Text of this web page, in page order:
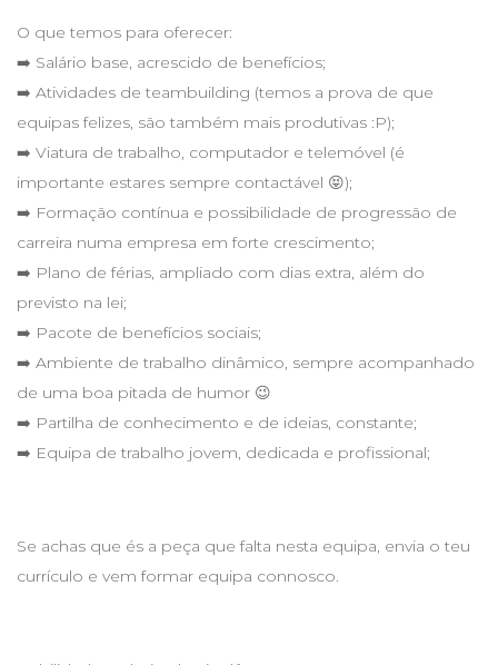
O que temos para oferecer:
➡️ Salário base, acrescido de benefícios;
➡️ Atividades de teambuilding (temos a prova de que
equipas felizes, são também mais produtivas :P);
➡️ Viatura de trabalho, computador e telemóvel (é
importante estares sempre contactável 😝);
➡️ Formação contínua e possibilidade de progressão de
carreira numa empresa em forte crescimento;
➡️ Plano de férias, ampliado com dias extra, além do
previsto na lei;
➡️ Pacote de benefícios sociais;
➡️ Ambiente de trabalho dinâmico, sempre acompanhado
de uma boa pitada de humor 😉
➡️ Partilha de conhecimento e de ideias, constante;
➡️ Equipa de trabalho jovem, dedicada e profissional;
Se achas que és a peça que falta nesta equipa, envia o teu
currículo e vem formar equipa connosco.